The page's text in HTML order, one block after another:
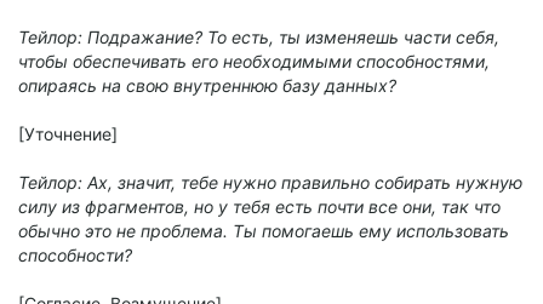
Тейлор: Подражание? То есть, ты изменяешь части себя,
чтобы обеспечивать его необходимыми способностями,
опираясь на свою внутреннюю базу данных?
[Уточнение]
Тейлор: Ах, значит, тебе нужно правильно собирать нужную
силу из фрагментов, но у тебя есть почти все они, так что
обычно это не проблема. Ты помогаешь ему использовать
способности?